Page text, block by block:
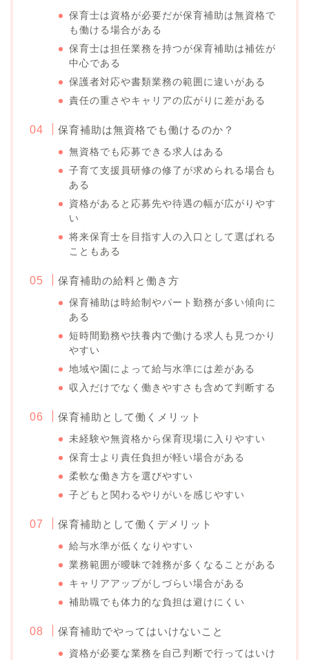
保育士は資格が必要だが保育補助は無資格で
も働ける場合がある
保育士は担任業務を持つが保育補助は補佐が
中心である
保護者対応や書類業務の範囲に違いがある
責任の重さやキャリアの広がりに差がある
保育補助は無資格でも働けるのか？
無資格でも応募できる求人はある
子育て支援員研修の修了が求められる場合も
ある
資格があると応募先や待遇の幅が広がりやす
い
将来保育士を目指す人の入口として選ばれる
こともある
保育補助の給料と働き方
保育補助は時給制やパート勤務が多い傾向に
ある
短時間勤務や扶養内で働ける求人も見つかり
やすい
地域や園によって給与水準には差がある
収入だけでなく働きやすさも含めて判断する
保育補助として働くメリット
未経験や無資格から保育現場に入りやすい
保育士より責任負担が軽い場合がある
柔軟な働き方を選びやすい
子どもと関わるやりがいを感じやすい
保育補助として働くデメリット
給与水準が低くなりやすい
業務範囲が曖昧で雑務が多くなることがある
キャリアアップがしづらい場合がある
補助職でも体力的な負担は避けにくい
保育補助でやってはいけないこと
資格が必要な業務を自己判断で行ってはいけ